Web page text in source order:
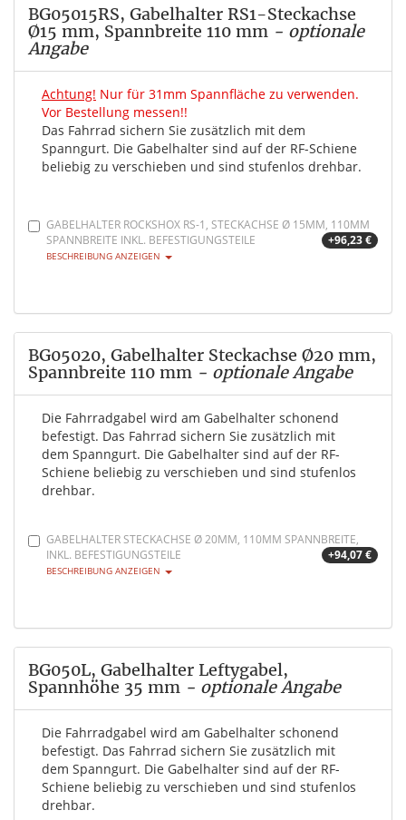
BG05015RS, Gabelhalter RS1-Steckachse
Ø15 mm, Spannbreite 110 mm - optionale
Angabe
Achtung! Nur für 31mm Spannfläche zu verwenden.
Vor Bestellung messen!!
Das Fahrrad sichern Sie zusätzlich mit dem
Spanngurt. Die Gabelhalter sind auf der RF-Schiene
beliebig zu verschieben und sind stufenlos drehbar.
GABELHALTER ROCKSHOX RS-1, STECKACHSE Ø 15MM, 110MM
SPANNBREITE INKL. BEFESTIGUNGSTEILE
+96,23 €
BESCHREIBUNG ANZEIGEN
BG05020, Gabelhalter Steckachse Ø20 mm,
Spannbreite 110 mm - optionale Angabe
Die Fahrradgabel wird am Gabelhalter schonend
befestigt. Das Fahrrad sichern Sie zusätzlich mit
dem Spanngurt. Die Gabelhalter sind auf der RF-
Schiene beliebig zu verschieben und sind stufenlos
drehbar.
GABELHALTER STECKACHSE Ø 20MM, 110MM SPANNBREITE,
INKL. BEFESTIGUNGSTEILE
+94,07 €
BESCHREIBUNG ANZEIGEN
BG050L, Gabelhalter Leftygabel,
Spannhöhe 35 mm - optionale Angabe
Die Fahrradgabel wird am Gabelhalter schonend
befestigt. Das Fahrrad sichern Sie zusätzlich mit
dem Spanngurt. Die Gabelhalter sind auf der RF-
Schiene beliebig zu verschieben und sind stufenlos
drehbar.